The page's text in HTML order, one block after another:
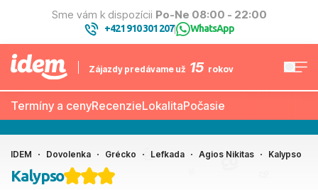
Sme vám k dispozícii Po-Ne 08:00 - 22:00
+421 910 301 207| WhatsApp
Zájazdy predávame už 15 rokov
Termíny a cenyRecenzieLokalitaPočasie
IDEM Dovolenka Grécko Lefkada Agios Nikitas Kalypso
Kalypso